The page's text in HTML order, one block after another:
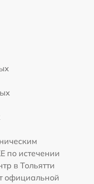
по истечении
в Тольятти
официальной